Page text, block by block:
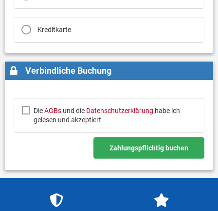
Kreditkarte
Verbindliche Buchung
DieAGBsund die Datenschutzerklärung habe ich
gelesen und akzeptiert
Zahlungspflichtig buchen